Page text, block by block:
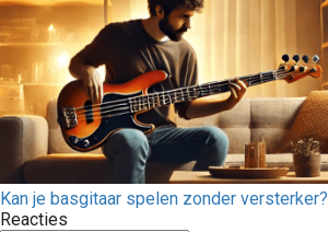
Kan je basgitaar spelen zonder versterker?
Reacties